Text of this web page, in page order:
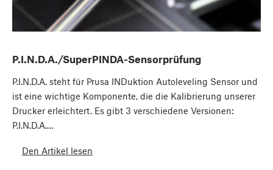
P.I.N.D.A./SuperPINDA-Sensorprüfung
P.I.N.D.A. steht für Prusa INDuktion Autoleveling Sensor und
ist eine wichtige Komponente, die die Kalibrierung unserer
Drucker erleichtert. Es gibt 3 verschiedene Versionen:
P.I.N.D.A.…
Den Artikel lesen